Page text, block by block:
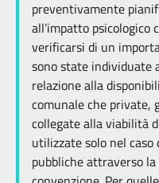
preventivamente
all’impatto psicologico
verificarsi di un
sono state individuate
relazione alla
comunale che
collegate alla viabilità
utilizzate solo nel
pubbliche attraverso